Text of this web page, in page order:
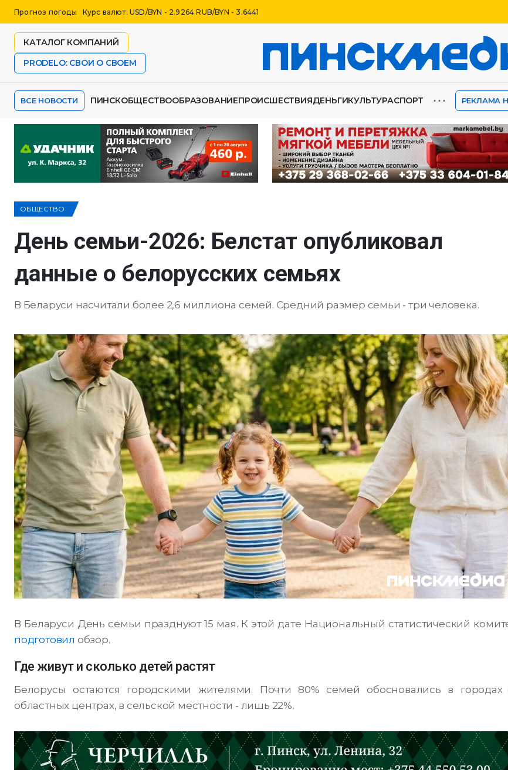
Прогноз погоды Курс валют: USD/BYN - 2.9264 RUB/BYN - 3.6441
КАТАЛОГ КОМПАНИЙ
PRODELO: СВОИ О СВОЕМ
ВСЕ НОВОСТИ ПИНСКОБЩЕСТВООБРАЗОВАНИЕПРОИСШЕСТВИЯДЕНЬГИКУЛЬТУРАСПОРТ ⋯ РЕКЛАМА
ОБЩЕСТВО
День семьи-2026: Белстат опубликовал
данные о белорусских семьях
В Беларуси насчитали более 2,6 миллиона семей. Средний размер семьи - три человека.
В Беларуси День семьи празднуют 15 мая. К этой дате Национальный статистический
подготовил обзор.
Где живут и сколько детей растят
Белорусы остаются городскими жителями. Почти 80% семей обосновались в городах
областных центрах, в сельской местности - лишь 22%.